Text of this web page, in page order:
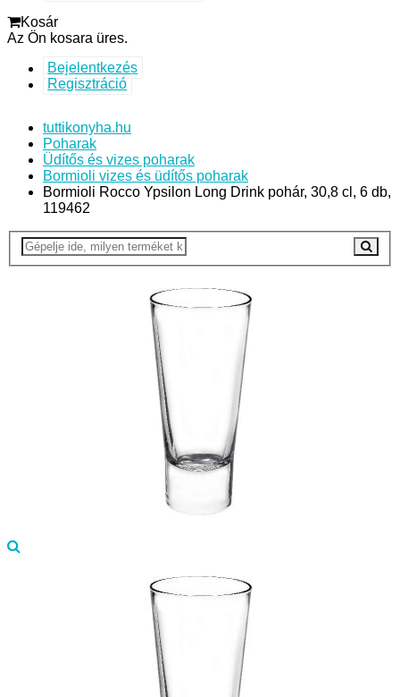
Kosár
Az Ön kosara üres.
Bejelentkezés
Regisztráció
tuttikonyha.hu
Poharak
Üdítős és vizes poharak
Bormioli vizes és üdítős poharak
Bormioli Rocco Ypsilon Long Drink pohár, 30,8 cl, 6 db,
119462